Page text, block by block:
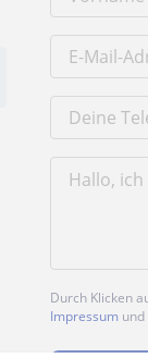
Durch Klicken
Impressum